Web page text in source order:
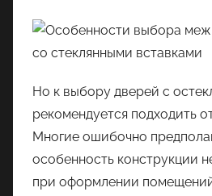
Но к выбору дверей с
рекомендуется подходить
Многие ошибочно
особенность конструкции
при оформлении